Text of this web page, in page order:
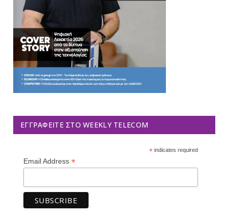
ΕΓΓΡΑΦΕΊΤΕ ΣΤΟ WEEKLY TELECOM
*indicates required
Email Address *